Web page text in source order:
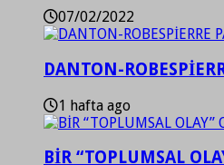
07/02/2022
DANTON-
1 hafta ago
BİR “TOPLUMSAL